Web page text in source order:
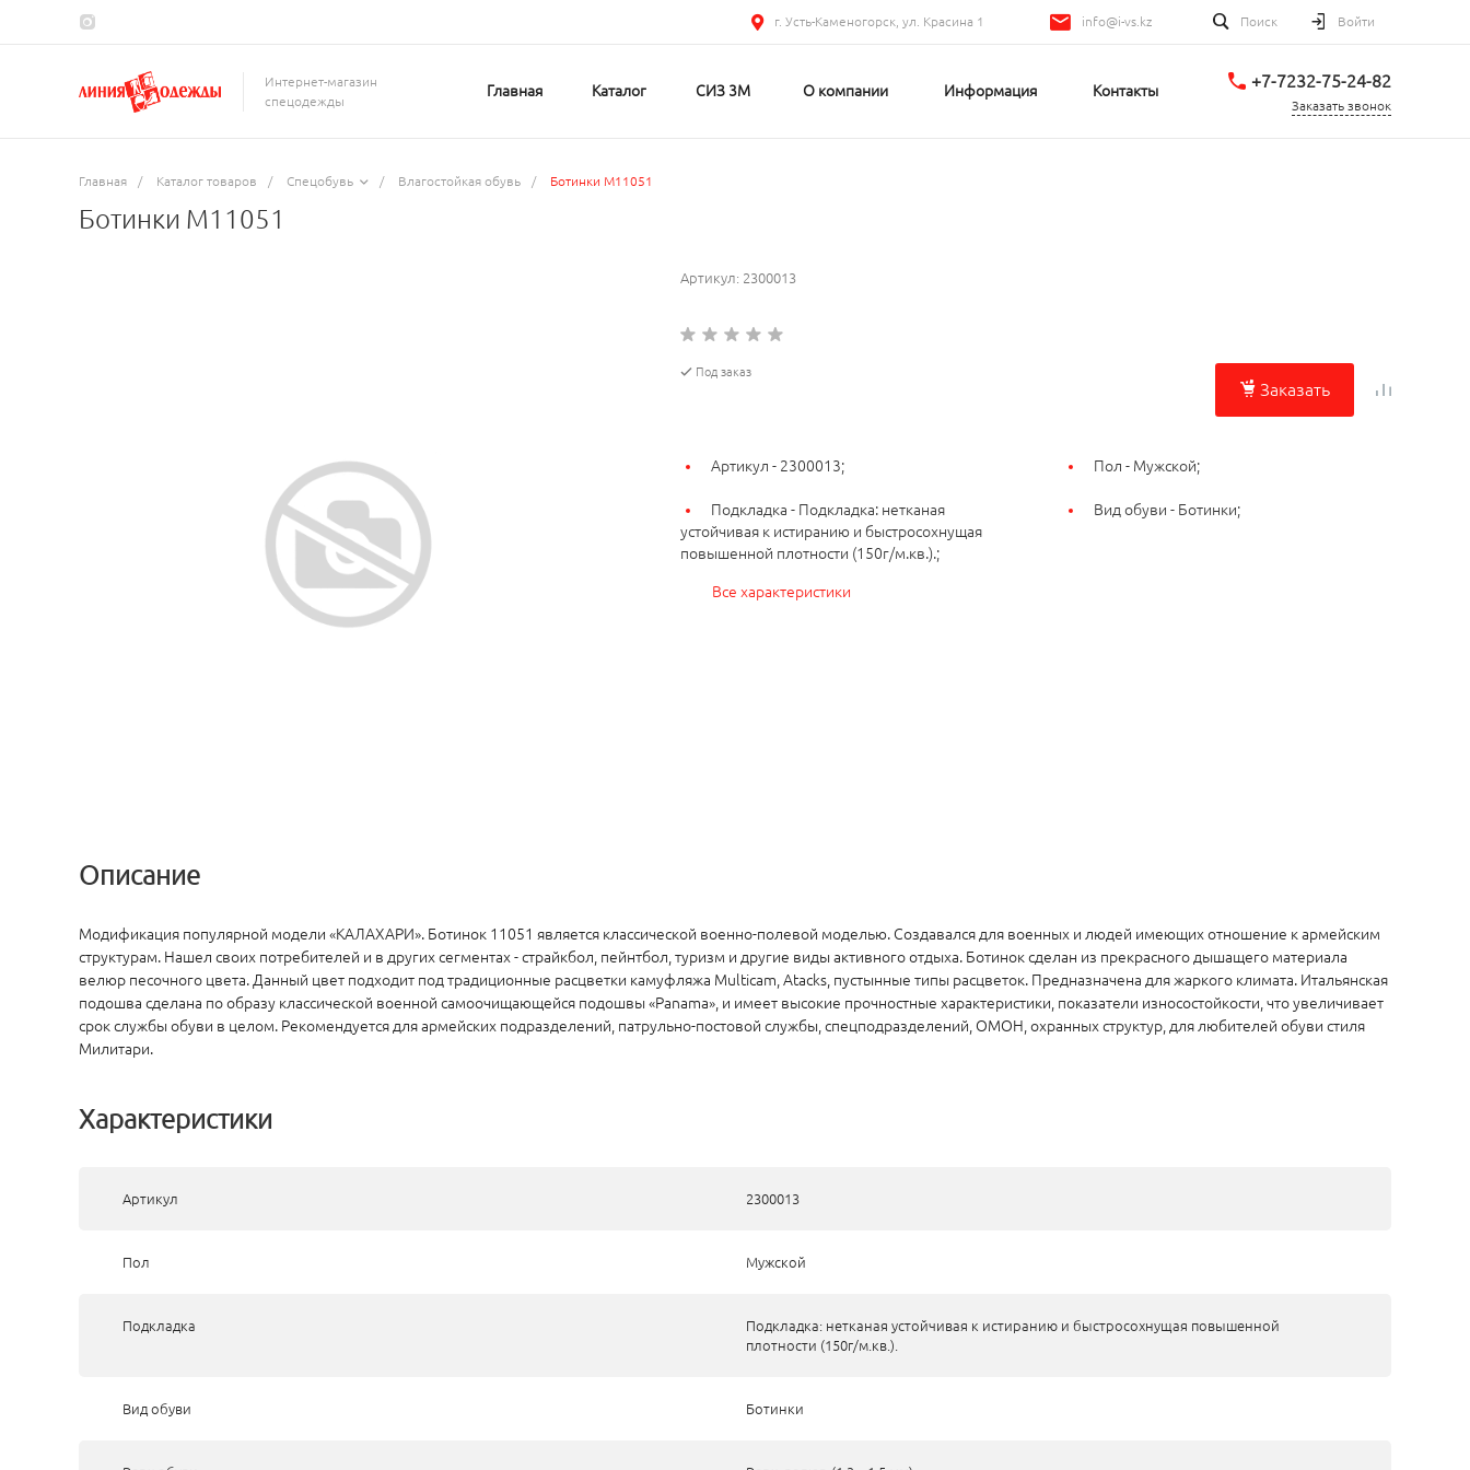
г. Усть-Каменогорск, ул. Красина 1 info@i-vs.kz Поиск Войти
Интернет-магазин
спецодежды
Главная Каталог СИЗ 3М О компании Информация Контакты
+7-7232-75-24-82
Заказать звонок
Главная / Каталог товаров / Спецобувь / Влагостойкая обувь / Ботинки M11051
Ботинки M11051
Артикул: 2300013
Под заказ
Заказать
Артикул - 2300013; Пол - Мужской;
Подкладка - Подкладка: нетканая
устойчивая к истиранию и быстросохнущая
повышенной плотности (150г/м.кв.).;
Вид обуви - Ботинки;
Все характеристики
Описание
Модификация популярной модели «КАЛАХАРИ». Ботинок 11051 является классической военно-полевой моделью. Создавался для военных и людей имеющих отношение к армейским
структурам. Нашел своих потребителей и в других сегментах - страйкбол, пейнтбол, туризм и другие виды активного отдыха. Ботинок сделан из прекрасного дышащего материала
велюр песочного цвета. Данный цвет подходит под традиционные расцветки камуфляжа Multicam, Atacks, пустынные типы расцветок. Предназначена для жаркого климата. Итальянская
подошва сделана по образу классической военной самоочищающейся подошвы «Panama», и имеет высокие прочностные характеристики, показатели износостойкости, что увеличивает
срок службы обуви в целом. Рекомендуется для армейских подразделений, патрульно-постовой службы, спецподразделений, ОМОН, охранных структур, для любителей обуви стиля
Милитари.
Характеристики
Артикул 2300013
Пол Мужской
Подкладка
Подкладка: нетканая устойчивая к истиранию и быстросохнущая повышенной
плотности (150г/м.кв.).
Вид обуви Ботинки